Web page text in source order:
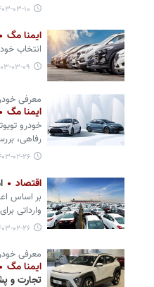
۱۴۰۳-۰۳-۱۰
ایمنا مگ
انتخاب
۱۴۰۳-۰۳-۰۹
معرفی
ایمنا مگ
خودرو
رفاهی،
۱۴۰۳-۰۲-۲۶
اقتصاد
بر اساس
وارداتی برای
۱۴۰۳-۰۲-۲۶
معرفی
ایمنا مگ
تجارت و